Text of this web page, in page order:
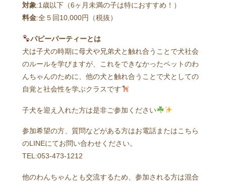
対象:1歳以下（6ヶ月未満の子は特におすすめ！）
料金:全５回10,000円（税抜）
パピーパーティーとは
犬は子犬の時期に母犬や兄弟犬と触れ合うことで犬社会
のルールを学びますが、これをできなかったペットのわ
んちゃんのために、他の犬と触れ合うことで犬としての
自覚と社会性を学ぶクラスです
子犬を迎え入れた方は是非ご参加ください
参加希望の方、質問などがある方はお電話またはこちら
のLINEにてお問い合わせください。
TEL:053-473-1212
他のわんちゃんとも交流するため、参加される方は混合